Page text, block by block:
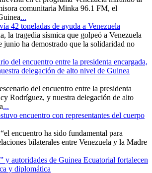
comunitaria Minka 96.1 FM, el
...
42 toneladas de ayuda a Venezuela
la tragedia sísmica que golpeó a Venezuela
junio ha demostrado que la solidaridad no
del encuentro entre la presidenta encargada,
delegación de alto nivel de Guinea
del encuentro entre la presidenta
Rodríguez, y nuestra delegación de alto
...
encuentro con representantes del cuerpo
encuentro ha sido fundamental para
bilaterales entre Venezuela y la Madre
y autoridades de Guinea Ecuatorial fortalecen
y diplomática